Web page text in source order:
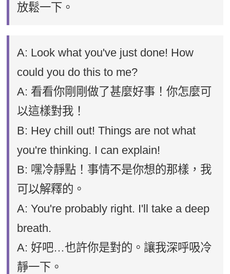
放鬆一下。
A: Look what you've just done! How
could you do this to me?
A: 看看你剛剛做了甚麼好事！你怎麼可
以這樣對我！
B: Hey chill out! Things are not what
you're thinking. I can explain!
B: 嘿冷靜點！事情不是你想的那樣，我
可以解釋的。
A: You're probably right. I'll take a deep
breath.
A: 好吧…也許你是對的。讓我深呼吸冷
靜一下。